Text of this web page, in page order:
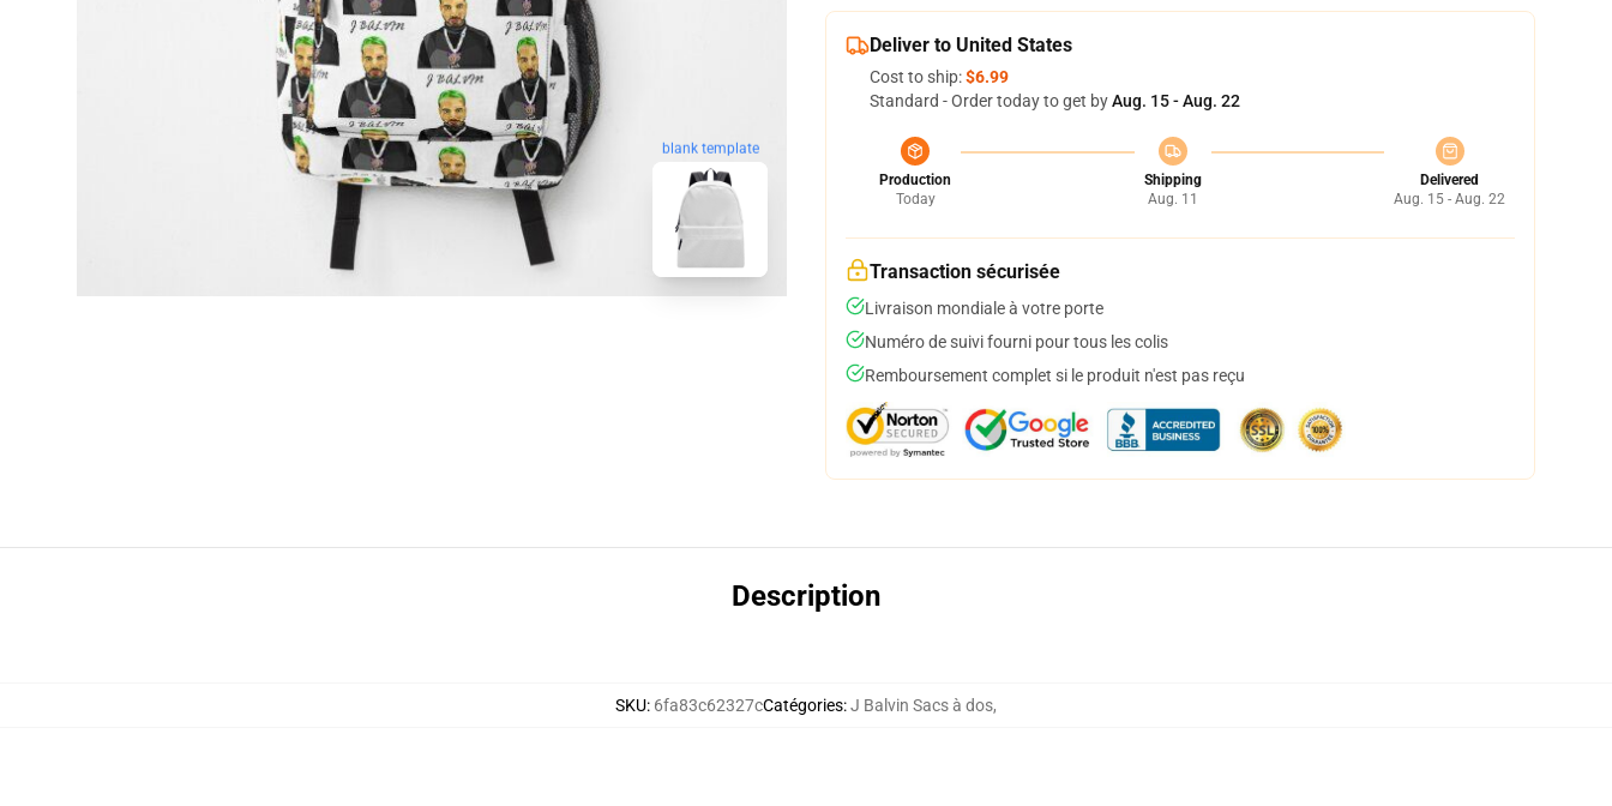
blank template
Deliver to United States
Cost to ship:$6.99
Standard - Order today to get byAug. 15 - Aug. 22
Production
Today
Shipping
Aug. 11
Delivered
Aug. 15 - Aug. 22
Transaction sécurisée
Livraison mondiale à votre porte
Numéro de suivi fourni pour tous les colis
Remboursement complet si le produit n'est pas reçu
Description
SKU: 6fa83c62327cCatégories:J Balvin Sacs à dos,